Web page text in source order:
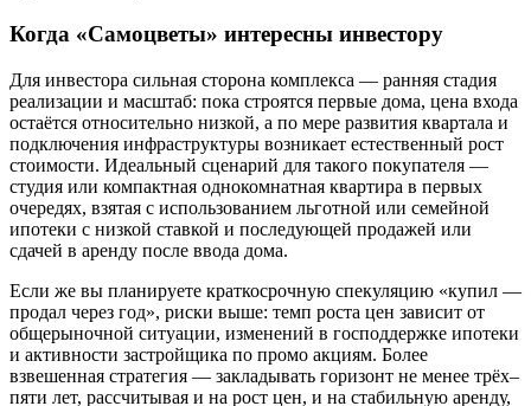
Когда «Самоцветы» интересны инвестору
Для инвестора сильная сторона комплекса — ранняя стадия
реализации и масштаб: пока строятся первые дома, цена входа
остаётся относительно низкой, а по мере развития квартала и
подключения инфраструктуры возникает естественный рост
стоимости. Идеальный сценарий для такого покупателя —
студия или компактная однокомнатная квартира в первых
очередях, взятая с использованием льготной или семейной
ипотеки с низкой ставкой и последующей продажей или
сдачей в аренду после ввода дома.
Если же вы планируете краткосрочную спекуляцию «купил —
продал через год», риски выше: темп роста цен зависит от
общерыночной ситуации, изменений в господдержке ипотеки
и активности застройщика по промо акциям. Более
взвешенная стратегия — закладывать горизонт не менее трёх–
пяти лет, рассчитывая и на рост цен, и на стабильную аренду,